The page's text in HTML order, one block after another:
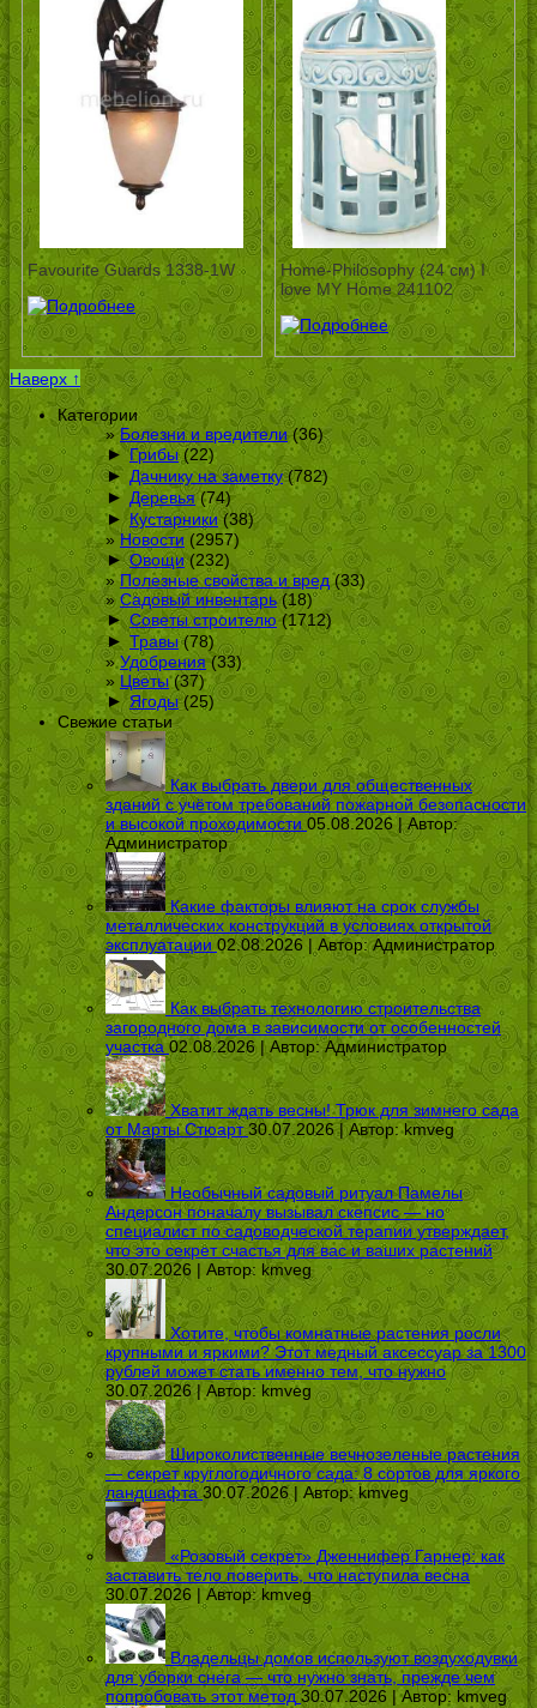
Favourite Guards 1338-1W
Home-Philosophy (24 см) I
love MY Home 241102
Наверх ↑
Категории
Болезни и вредители(36)
► Грибы(22)
► Дачнику на заметку(782)
► Деревья(74)
► Кустарники(38)
Новости (2957)
► Овощи(232)
Полезные свойства и вред(33)
Садовый инвентарь(18)
► Советы строителю(1712)
► Травы(78)
Удобрения(33)
Цветы(37)
► Ягоды(25)
Свежие статьи
Как выбрать двери для общественных
зданий с учётом требований пожарной безопасности
и высокой проходимости 05.08.2026 | Автор:
Администратор
Какие факторы влияют на срок службы
металлических конструкций в условиях открытой
эксплуатации 02.08.2026 | Автор:Администратор
Как выбрать технологию строительства
загородного дома в зависимости от особенностей
участка 02.08.2026 | Автор:Администратор
Хватит ждать весны! Трюк для зимнего сада
от Марты Стюарт 30.07.2026 | Автор:kmveg
Необычный садовый ритуал Памелы
Андерсон поначалу вызывал скепсис — но
специалист по садоводческой терапии утверждает,
что это секрет счастья для вас и ваших растений
30.07.2026 | Автор: kmveg
Хотите, чтобы комнатные растения росли
крупными и яркими? Этот медный аксессуар за 1300
рублей может стать именно тем, что нужно
30.07.2026 | Автор: kmveg
Широколиственные вечнозеленые растения
— секрет круглогодичного сада: 8 сортов для яркого
ландшафта 30.07.2026 | Автор:kmveg
«Розовый секрет» Дженнифер Гарнер: как
заставить тело поверить, что наступила весна
30.07.2026 | Автор:kmveg
Владельцы домов используют воздуходувки
для уборки снега — что нужно знать, прежде чем
попробовать этот метод 30.07.2026 | Автор: kmveg